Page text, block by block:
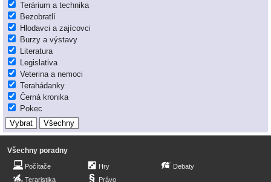
Terárium a technika
Bezobratlí
Hlodavci a zajícovci
Burzy a výstavy
Literatura
Legislativa
Veterina a nemoci
Terahádanky
Černá kronika
Pokec
Všechny poradny
Počítače
Teraristika
Hry
Právo
Debaty